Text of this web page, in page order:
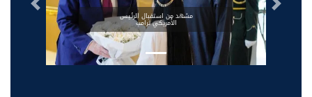
مشهد من استقبال الرئيس
الأمريكي ترامب
التالى السابق